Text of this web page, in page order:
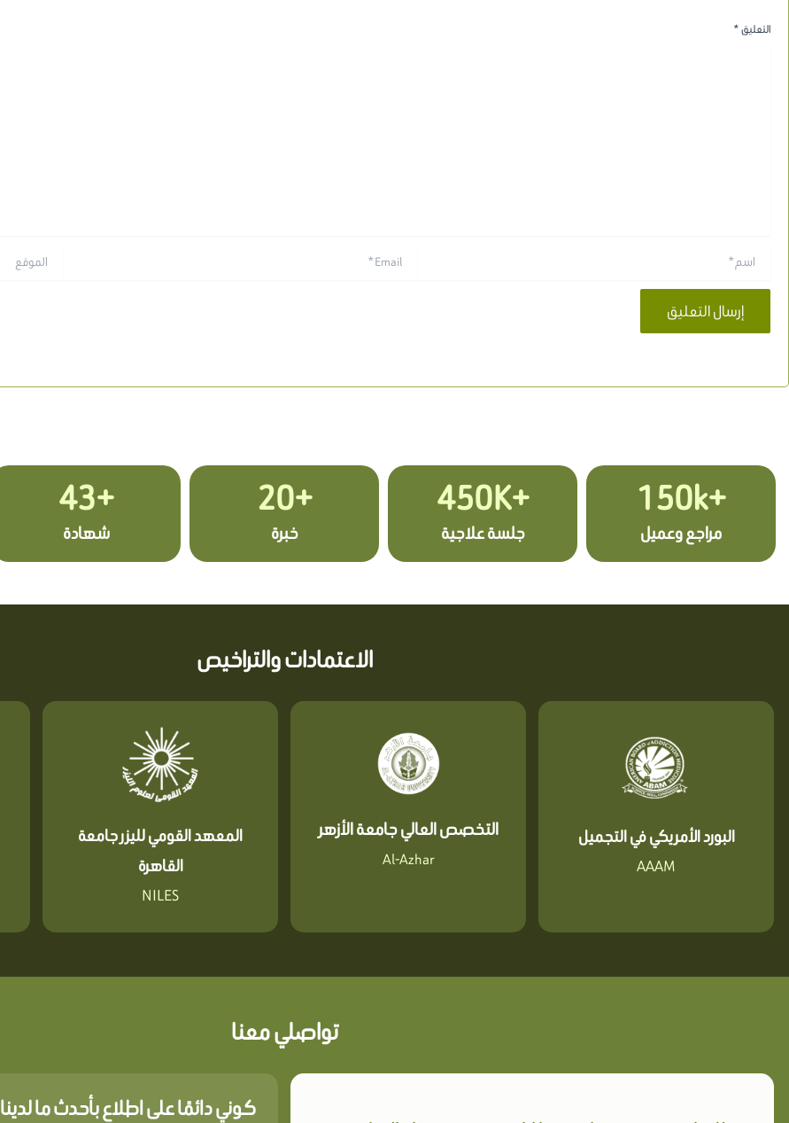
التعليق*
+150k
مراجع وعميل
+450K
جلسة علاجية
+20
خبرة
+43
شهادة
الاعتمادات والتراخيص
البورد الأمريكي في التجميل
AAAM
التخصص العالي جامعة الأزهر
Al-Azhar
المعهد القومي لليزر جامعة
القاهرة
NILES
تواصلي معنا
كوني دائمًا على اطلاع بأحدث ما لدينا